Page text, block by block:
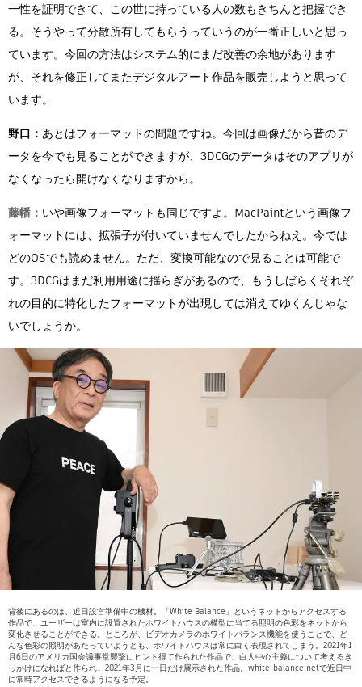
一性を証明できて、この世に持っている人の数もきちんと把握でき
る。そうやって分散所有してもらうっていうのが一番正しいと思っ
ています。今回の方法はシステム的にまだ改善の余地があります
が、それを修正してまたデジタルアート作品を販売しようと思って
います。
野口： あとはフォーマットの問題ですね。今回は画像だから昔のデ
ータを今でも見ることができますが、3DCGのデータはそのアプリが
なくなったら開けなくなりますから。
藤幡： いや画像フォーマットも同じですよ。MacPaintという画像フ
ォーマットには、拡張子が付いていませんでしたからねえ。今では
どのOSでも読めません。ただ、変換可能なので見ることは可能で
す。3DCGはまだ利用用途に揺らぎがあるので、もうしばらくそれぞ
れの目的に特化したフォーマットが出現しては消えてゆくんじゃな
いでしょうか。
背後にあるのは、近日設営準備中の機材。「White Balance」というネットからアクセスする
作品で、ユーザーは室内に設置されたホワイトハウスの模型に当てる照明の色彩をネットから
変化させることができる。ところが、ビデオカメラのホワイトバランス機能を使うことで、ど
んな色彩の照明があたっていようとも、ホワイトハウスは常に白く表現されてしまう。2021年1
月6日のアメリカ国会議事堂襲撃にヒント得て作られた作品で、白人中心主義について考えるき
っかけになればと作られ、2021年3月に一日だけ展示された作品。white-balance.netで近日中
に常時アクセスできるようになる予定。